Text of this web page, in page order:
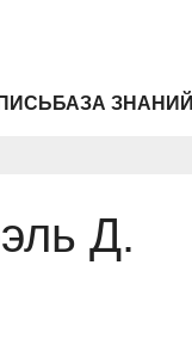
БАЗА ЗНАНИЙ
Д.